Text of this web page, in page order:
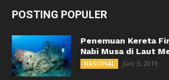
POSTING POPULER
Penemuan Kereta
Nabi Musa di Laut
NASIONAL Juni 3, 2019